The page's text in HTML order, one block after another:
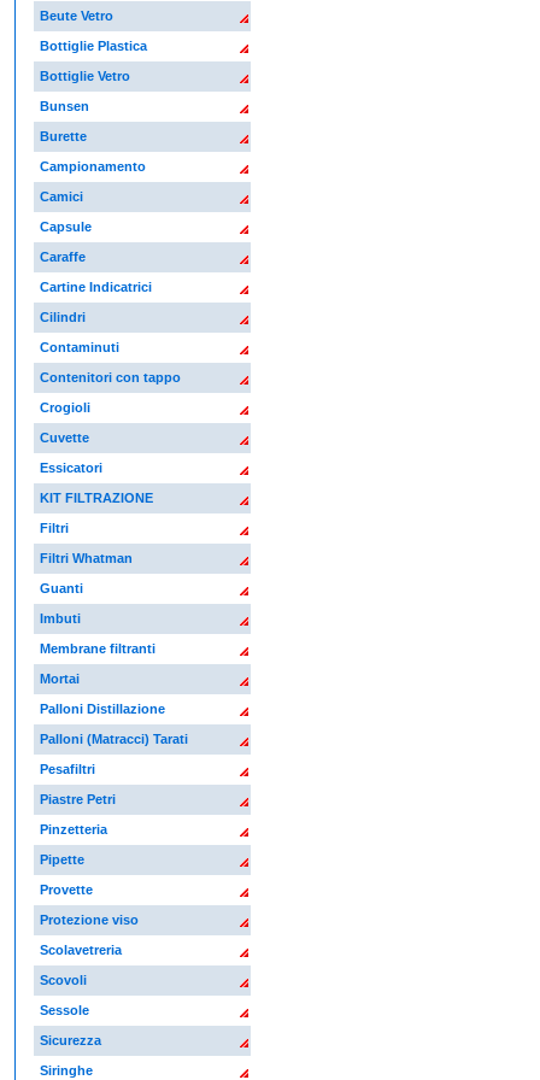
Beute Vetro
Bottiglie Plastica
Bottiglie Vetro
Bunsen
Burette
Campionamento
Camici
Capsule
Caraffe
Cartine Indicatrici
Cilindri
Contaminuti
Contenitori con tappo
Crogioli
Cuvette
Essicatori
KIT FILTRAZIONE
Filtri
Filtri Whatman
Guanti
Imbuti
Membrane filtranti
Mortai
Palloni Distillazione
Palloni (Matracci) Tarati
Pesafiltri
Piastre Petri
Pinzetteria
Pipette
Provette
Protezione viso
Scolavetreria
Scovoli
Sessole
Sicurezza
Siringhe